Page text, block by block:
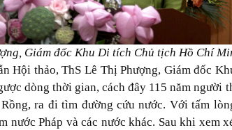
Giám đốc Khu Di tích Chủ tịch Hồ Chí
Hội thảo, ThS Lê Thị Phượng, Giám đốc
dòng thời gian, cách đây 115 năm người
ra đi tìm đường cứu nước. Với tấm
nước Pháp và các nước khác. Sau khi xem